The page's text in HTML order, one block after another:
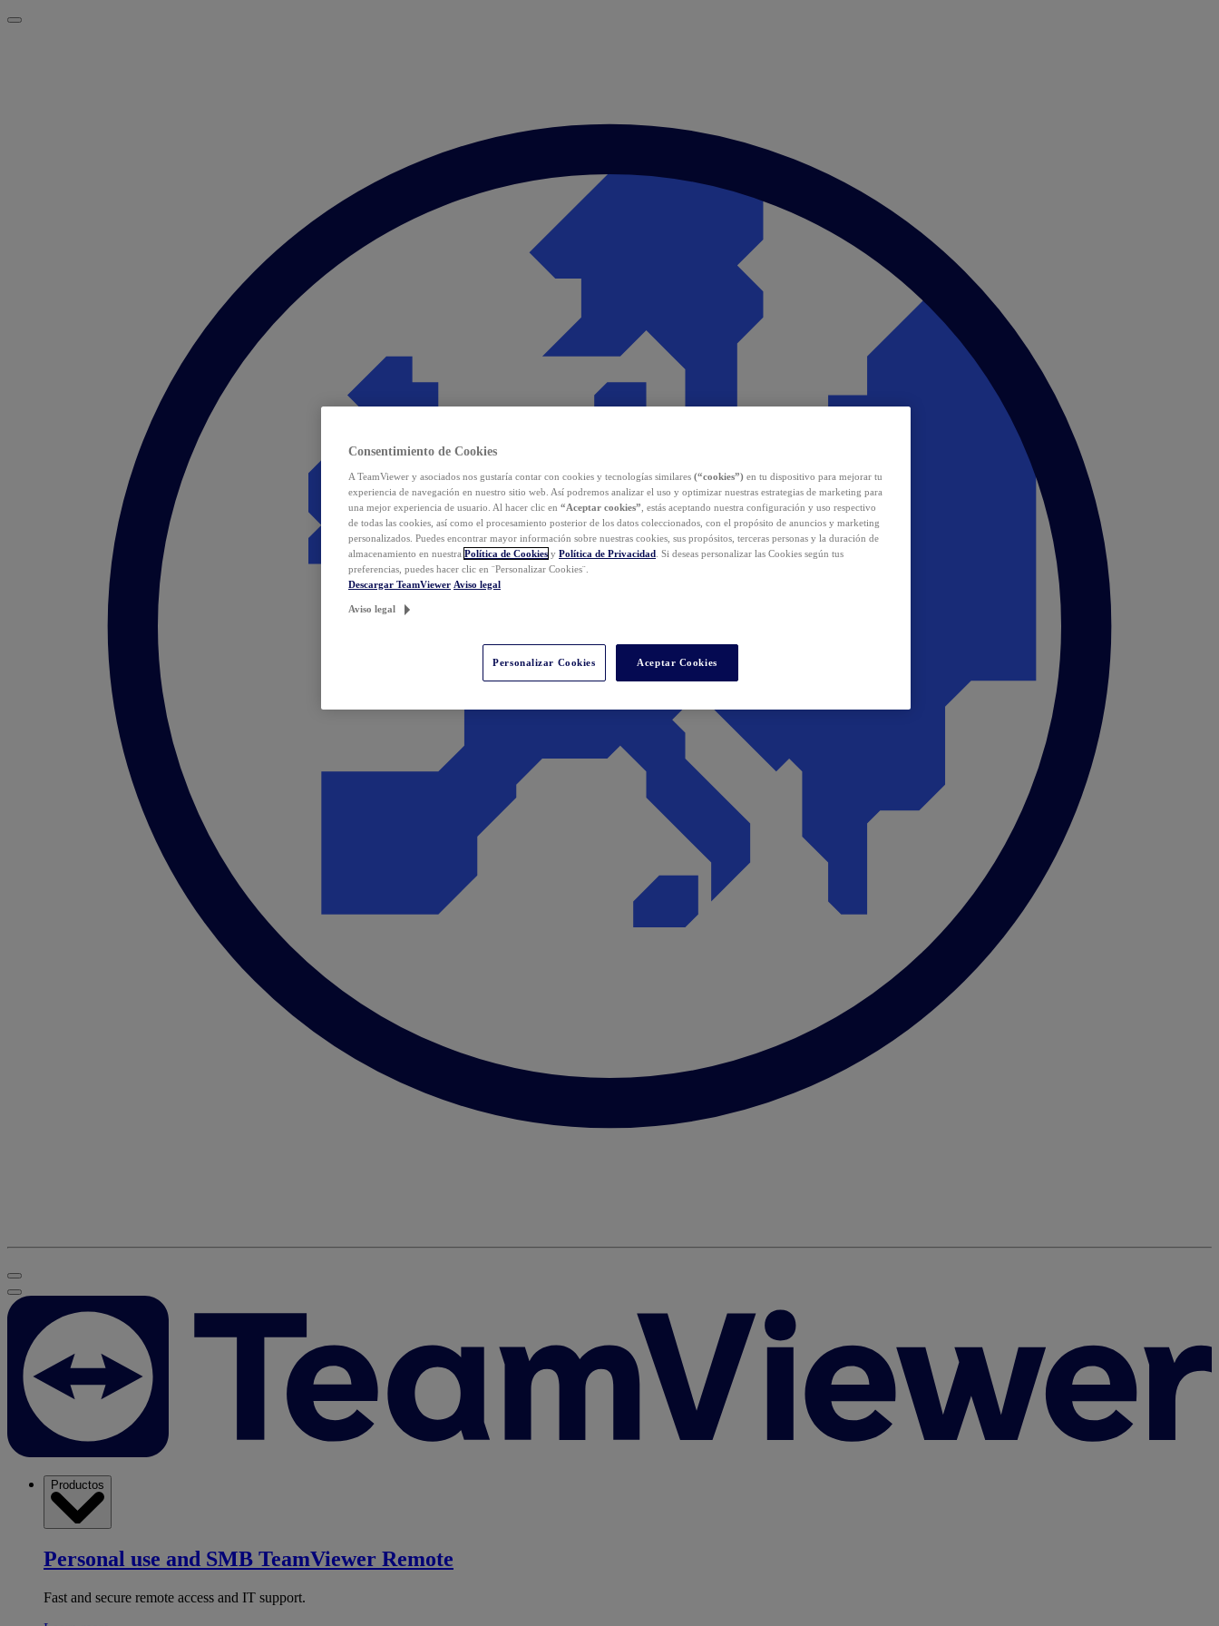
Productos
Personal use and SMB TeamViewer Remote
Fast and secure remote access and IT support.
Consentimiento de Cookies
A TeamViewer y asociados nos gustaría contar con cookies y tecnologías similares (“cookies”) en tu dispositivo para mejorar tu
experiencia de navegación en nuestro sitio web. Así podremos analizar el uso y optimizar nuestras estrategias de marketing para
una mejor experiencia de usuario. Al hacer clic en “Aceptar cookies” , estás aceptando nuestra configuración y uso respectivo
de todas las cookies, así como el procesamiento posterior de los datos coleccionados, con el propósito de anuncios y marketing
personalizados. Puedes encontrar mayor información sobre nuestras cookies, sus propósitos, terceras personas y la duración de
almacenamiento en nuestra Política de Cookies y Política de Privacidad . Si deseas personalizar las Cookies según tus
preferencias, puedes hacer clic en ¨Personalizar Cookies¨.
Descargar TeamViewer Aviso legal
Aviso legal
Personalizar Cookies Aceptar Cookies